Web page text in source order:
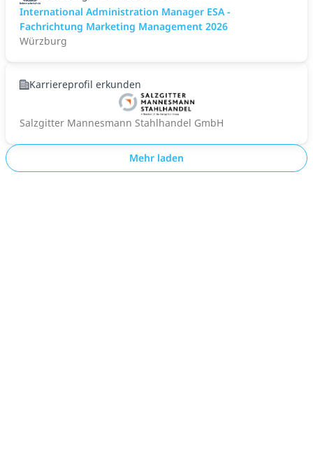
International Administration Manager ESA -
Fachrichtung Marketing Management 2026
Würzburg
Karriereprofil erkunden
Salzgitter Mannesmann Stahlhandel GmbH
Mehr laden